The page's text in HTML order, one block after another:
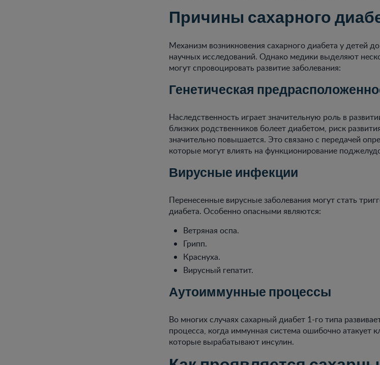
Причины сахарного
Механизм возникновения сахарного диабета у детей
научных исследований. Однако медики выделяют
могут спровоцировать развитие заболевания:
Генетическая
Наследственность играет значительную роль в
близких родственников болеет диабетом, риск
значительно повышается. Это связано с передачей
которые могут влиять на функционирование
Вирусные инфекции
Перенесенные вирусные заболевания могут стать
диабета. Особенно опасными являются:
Ветряная оспа.
Грипп.
Краснуха.
Вирусный гепатит.
Аутоиммунные процессы
Во многих случаях сахарный диабет 1-го типа
процесса, когда иммунная система ошибочно атакует
которые вырабатывают инсулин.